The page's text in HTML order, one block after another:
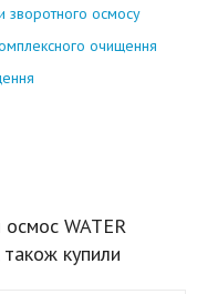
зворотного осмосу
очищення
WATER
купили